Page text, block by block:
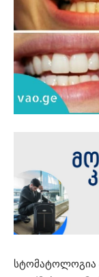
სტომატოლოგია